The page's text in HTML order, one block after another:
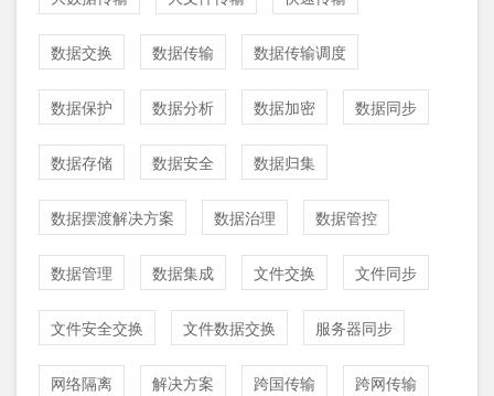
数据交换 数据传输 数据传输调度
数据保护 数据分析 数据加密 数据同步
数据存储 数据安全 数据归集
数据摆渡解决方案 数据治理 数据管控
数据管理 数据集成 文件交换 文件同步
文件安全交换 文件数据交换 服务器同步
网络隔离 解决方案 跨国传输 跨网传输